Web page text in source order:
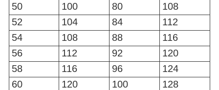
50
100 80
108
52
104 84
112
54
108 88
116
56
112 92
120
58
116 96
124
60
120 100
128